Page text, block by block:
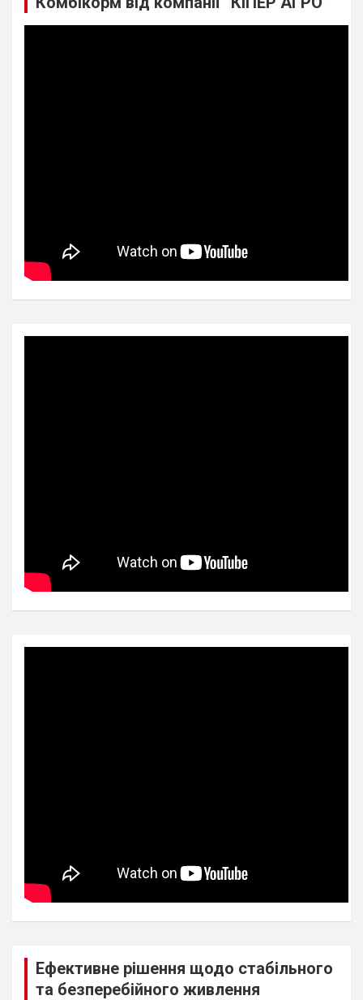
Ефективне рішення щодо стабільного
та безперебійного живлення